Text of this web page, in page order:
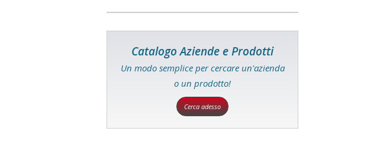
Catalogo Aziende e Prodotti
Un modo semplice per cercare un'azienda
o un prodotto!
Cerca adesso